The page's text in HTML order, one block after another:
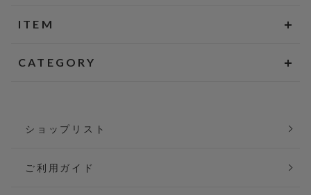
ITEM
CATEGORY
ショップリスト
ご利用ガイド